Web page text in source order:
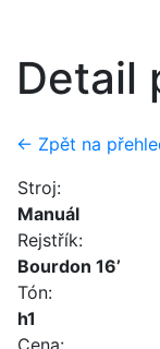
Detail
← Zpět na
Stroj:
Manuál
Rejstřík:
Bourdon 16’
Tón:
h1
Cena: